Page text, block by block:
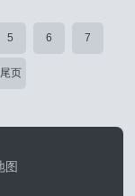
5 6 7
尾页
图